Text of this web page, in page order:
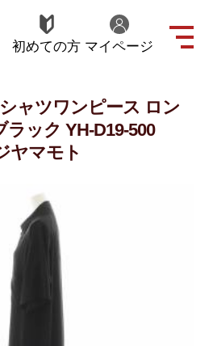
初めての方 マイページ
ャツワンピース ロン
ラック YH-D19-500
ヤマモト